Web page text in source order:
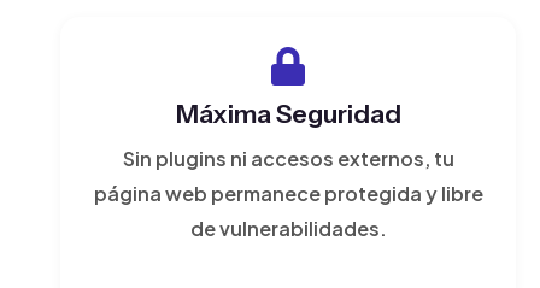
Máxima Seguridad
Sin plugins ni accesos externos, tu
página web permanece protegida y libre
de vulnerabilidades.